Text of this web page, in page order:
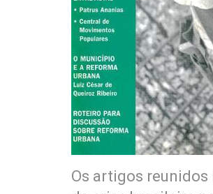
Os artigos